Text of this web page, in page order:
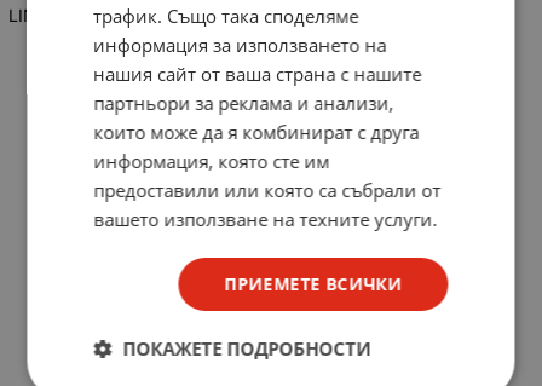
LIN-IC FM-ZF, Dem, Stop-Impuls
трафик. Също така споделяме
информация за използването на
нашия сайт от ваша страна с нашите
партньори за реклама и анализи,
които може да я комбинират с друга
информация, която сте им
предоставили или която са събрали от
вашето използване на техните услуги.
ПРИЕМЕТЕ ВСИЧКИ
ПОКАЖЕТЕ ПОДРОБНОСТИ